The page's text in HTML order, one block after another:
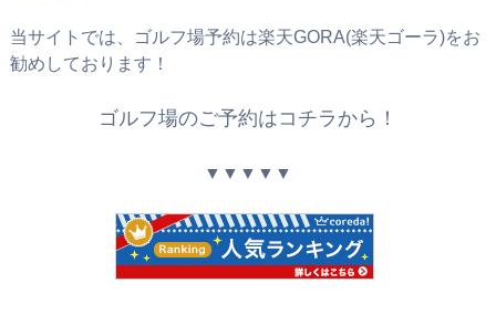
当サイトでは、ゴルフ場予約は楽天GORA(楽天ゴーラ)をお
勧めしております！
ゴルフ場のご予約はコチラから！
▼▼▼▼▼